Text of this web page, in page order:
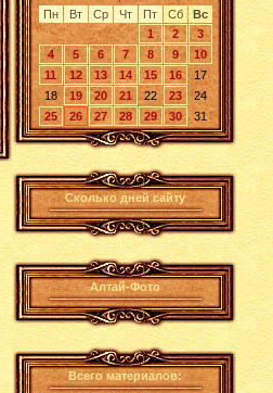
Пн
Вт Ср Чт Пт Сб
Вс
1
2
3
4
5 6 7 8 9
10
11
12 13 14 15 16
17
18
19 20 21 22 23
24
25
26 27 28 29 30 31
Сколько дней сайту
Алтай-Фото
Всего материалов: